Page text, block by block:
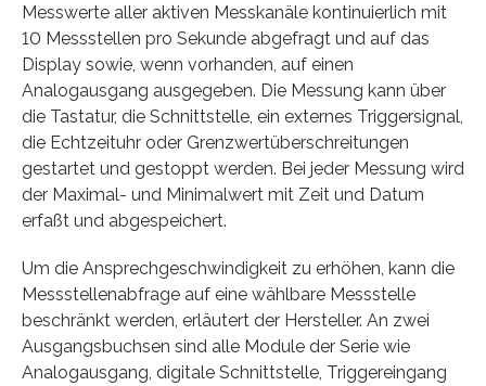
Messwerte aller aktiven Messkanäle kontinuierlich mit
10 Messstellen pro Sekunde abgefragt und auf das
Display sowie, wenn vorhanden, auf einen
Analogausgang ausgegeben. Die Messung kann über
die Tastatur, die Schnittstelle, ein externes Triggersignal,
die Echtzeituhr oder Grenzwertüberschreitungen
gestartet und gestoppt werden. Bei jeder Messung wird
der Maximal- und Minimalwert mit Zeit und Datum
erfaßt und abgespeichert.
Um die Ansprechgeschwindigkeit zu erhöhen, kann die
Messstellenabfrage auf eine wählbare Messstelle
beschränkt werden, erläutert der Hersteller. An zwei
Ausgangsbuchsen sind alle Module der Serie wie
Analogausgang, digitale Schnittstelle, Triggereingang